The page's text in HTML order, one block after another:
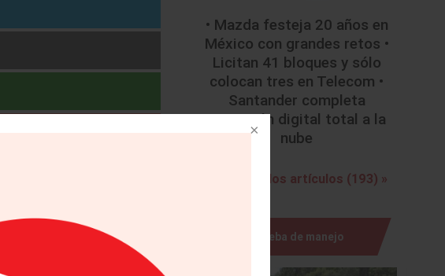
y el “Mejor Diseño
2018 (NAIAS por
• Mazda festeja 20 años en
México con grandes retos •
Licitan 41 bloques y sólo
colocan tres en Telecom •
Santander completa
migración digital total a la
nube
Ver todos los artículos (193) »
Prueba de manejo